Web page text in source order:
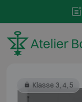
Klasse 3, 4, 5